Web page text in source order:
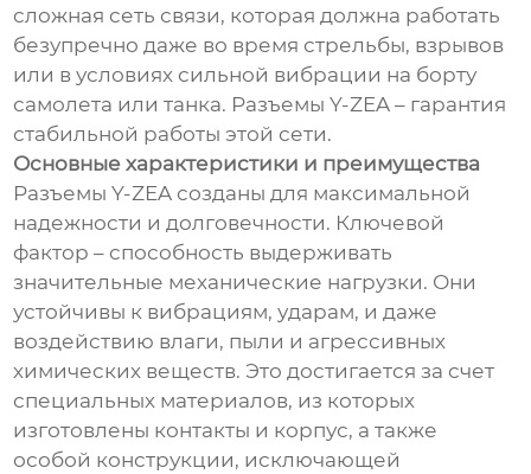
сложная сеть связи, которая должна работать
безупречно даже во время стрельбы, взрывов
или в условиях сильной вибрации на борту
самолета или танка. Разъемы Y-ZEA – гарантия
стабильной работы этой сети.
Основные характеристики и преимущества
Разъемы Y-ZEA созданы для максимальной
надежности и долговечности. Ключевой
фактор – способность выдерживать
значительные механические нагрузки. Они
устойчивы к вибрациям, ударам, и даже
воздействию влаги, пыли и агрессивных
химических веществ. Это достигается за счет
специальных материалов, из которых
изготовлены контакты и корпус, а также
особой конструкции, исключающей